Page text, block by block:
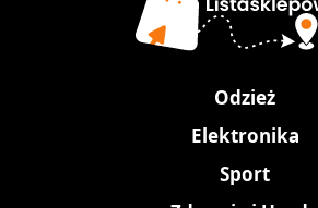
Odzież
Elektronika
Sport